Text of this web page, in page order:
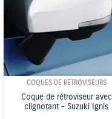
COQUES DE RÉTROVISEURS
Coque de rétroviseur avec
clignotant - Suzuki Ignis